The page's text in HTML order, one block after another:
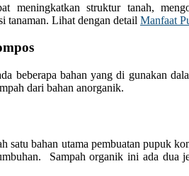
meningkatkan struktur tanah,
tanaman. Lihat dengan detail Manfaat
beberapa bahan yang di gunakan
dari bahan anorganik.
satu bahan utama pembuatan pupuk
Sampah organik ini ada dua